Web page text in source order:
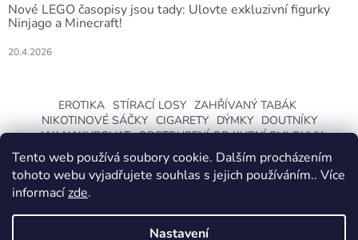
Tento web používá soubory cookie. Dalším procházením
tohoto webu vyjadřujete souhlas s jejich používáním.. Více
informacízde.
Nastavení
Nové LEGO časopisy jsou tady: Ulovte exkluzivní figurky
Ninjago a Minecraft!
20.4.2026
EROTIKA STÍRACÍ LOSY ZAHŘÍVANÝ TABÁK
NIKOTINOVÉ SÁČKY CIGARETY DÝMKY
DOUTNÍKY
JAK NAKUPOVAT ODSTOUPENÍ OD KUPNÍ SMLOUVY